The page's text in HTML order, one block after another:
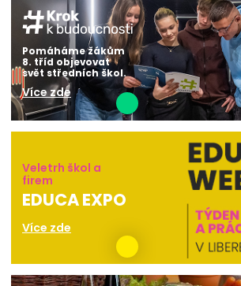
Pomáháme žákům
8. tříd objevovat
svět středních škol.
Více zde
Veletrh škol a
firem
EDUCA EXPO
Více zde